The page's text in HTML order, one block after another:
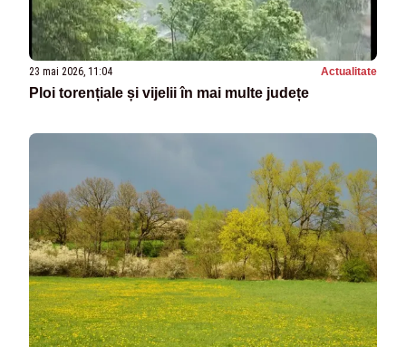
23 mai 2026, 11:04 Actualitate
Ploi torențiale și vijelii în mai multe județe